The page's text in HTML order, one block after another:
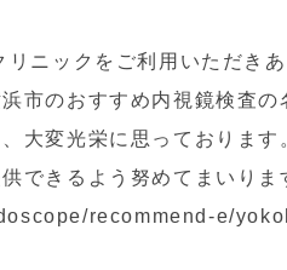
ニックをご利用いただき
市のおすすめ内視鏡検査
大変光栄に思っておりま
できるよう努めてまいり
recommend-e/